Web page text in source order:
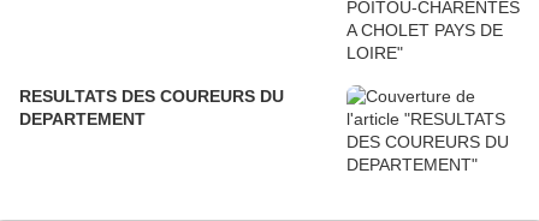
RESULTATS DES COUREURS DU
DEPARTEMENT